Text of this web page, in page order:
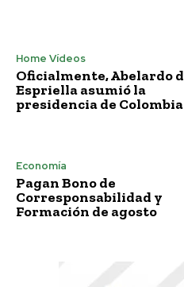
Home Vídeos
Oficialmente, Abelardo
Espriella asumió la
presidencia de Colombia
Economía
Pagan Bono de
Corresponsabilidad y
Formación de agosto